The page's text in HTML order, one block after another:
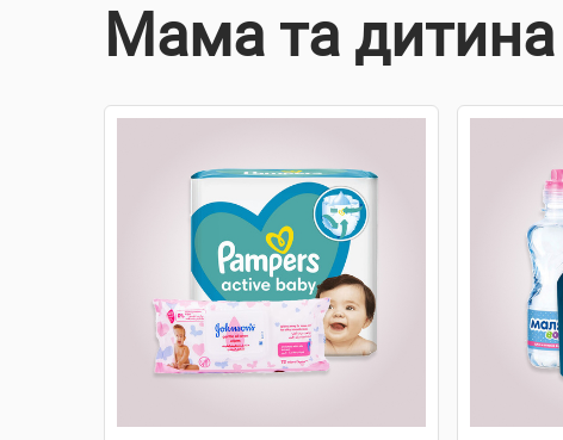
Мама та дитина